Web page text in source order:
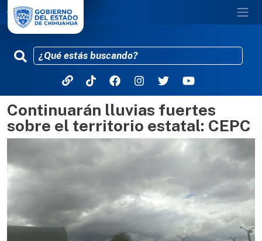
Pasar al contenido principal
Continuarán lluvias fuertes
sobre el territorio estatal: CEPC